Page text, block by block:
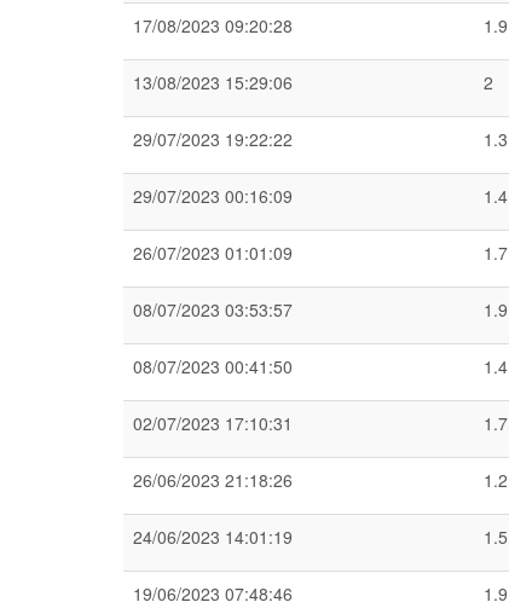
17/08/2023 09:20:28 1.9
13/08/2023 15:29:06 2
29/07/2023 19:22:22 1.3
29/07/2023 00:16:09 1.4
26/07/2023 01:01:09 1.7
08/07/2023 03:53:57 1.9
08/07/2023 00:41:50 1.4
02/07/2023 17:10:31 1.7
26/06/2023 21:18:26 1.2
24/06/2023 14:01:19 1.5
19/06/2023 07:48:46 1.9